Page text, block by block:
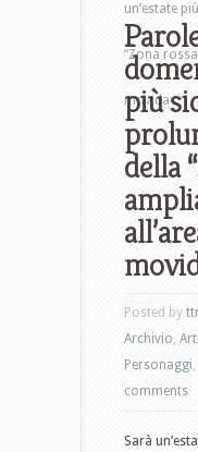
un’estate
“Zona
movida
più
della
Posted by
Archivio,
Personaggi,
comments
Sarà